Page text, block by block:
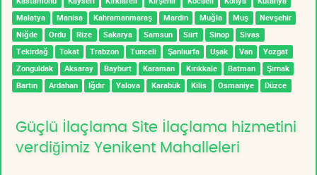
Malatya
Manisa Kahramanmaraş Mardin Muğla Muş
Nevşehir
Niğde
Ordu Rize Sakarya Samsun Siirt Sinop
Sivas
Tekirdağ
Tokat Trabzon Tunceli Şanlıurfa Uşak Van
Yozgat
Zonguldak
Aksaray Bayburt Karaman Kırıkkale Batman
Şırnak
Bartın
Ardahan Iğdır Yalova Karabük Kilis Osmaniye Düzce
Güçlü İlaçlama Site İlaçlama hizmetini
verdiğimiz Yenikent Mahalleleri